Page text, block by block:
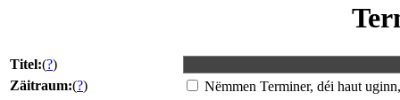
Titel:(?)
Zäitraum:(?)
Nëmmen Terminer, déi haut